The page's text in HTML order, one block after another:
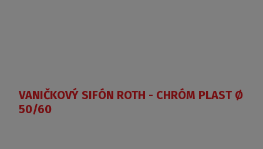
VANIČKOVÝ SIFÓN ROTH - CHRÓM PLAST Ø
50/60